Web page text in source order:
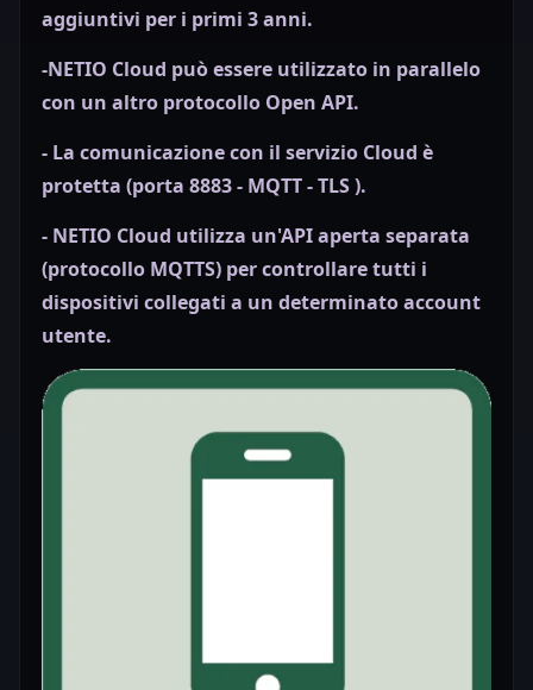
aggiuntivi per i primi 3 anni.
-NETIO Cloud può essere utilizzato in parallelo
con un altro protocollo Open API.
- La comunicazione con il servizio Cloud è
protetta (porta 8883 - MQTT - TLS ).
- NETIO Cloud utilizza un'API aperta separata
(protocollo MQTTS) per controllare tutti i
dispositivi collegati a un determinato account
utente.